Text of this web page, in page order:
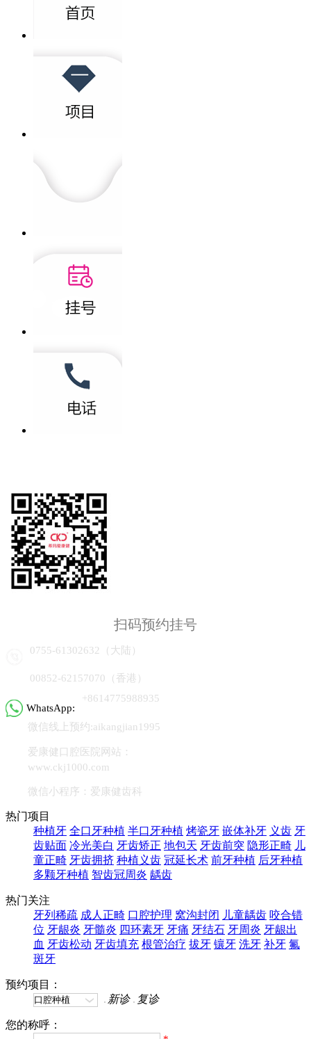
扫码预约挂号
0755-61302632（大陆）
00852-62157070（香港）
WhatsApp:
+8614775988935
微信线上预约:aikangjian1995
爱康健口腔医院网站：
www.ckj1000.com
微信小程序：爱康健齿科
热门项目
种植牙 全口牙种植 半口牙种植 烤瓷牙 嵌体补牙 义齿 牙
齿贴面 冷光美白 牙齿矫正 地包天 牙齿前突 隐形正畸 儿
童正畸 牙齿拥挤 种植义齿 冠延长术 前牙种植 后牙种植
多颗牙种植 智齿冠周炎 龋齿
热门关注
牙列稀疏 成人正畸 口腔护理 窝沟封闭 儿童龋齿 咬合错
位 牙龈炎 牙髓炎 四环素牙 牙痛 牙结石 牙周炎 牙龈出
血 牙齿松动 牙齿填充 根管治疗 拔牙 镶牙 洗牙 补牙 氟
斑牙
预约项目：
新诊
复诊
您的称呼：